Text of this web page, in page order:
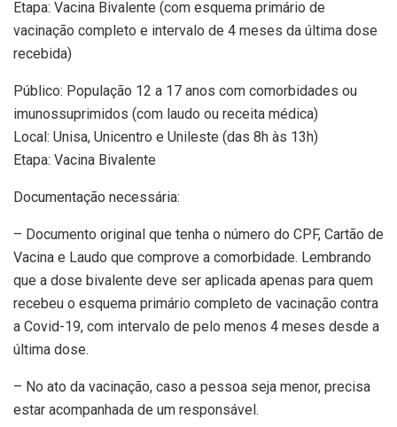
Etapa: Vacina Bivalente (com esquema primário de
vacinação completo e intervalo de 4 meses da última dose
recebida)
Público: População 12 a 17 anos com comorbidades ou
imunossuprimidos (com laudo ou receita médica)
Local: Unisa, Unicentro e Unileste (das 8h às 13h)
Etapa: Vacina Bivalente
Documentação necessária:
– Documento original que tenha o número do CPF, Cartão de
Vacina e Laudo que comprove a comorbidade. Lembrando
que a dose bivalente deve ser aplicada apenas para quem
recebeu o esquema primário completo de vacinação contra
a Covid-19, com intervalo de pelo menos 4 meses desde a
última dose.
– No ato da vacinação, caso a pessoa seja menor, precisa
estar acompanhada de um responsável.